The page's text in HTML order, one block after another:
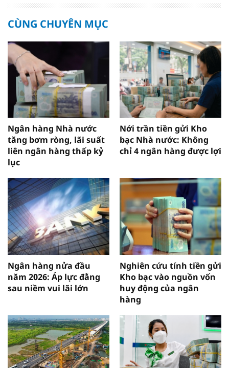
CÙNG CHUYÊN MỤC
Ngân hàng Nhà nước
tăng bơm ròng, lãi suất
liên ngân hàng thấp kỷ
lục
Nới trần tiền gửi Kho
bạc Nhà nước: Không
chỉ 4 ngân hàng được lợi
Ngân hàng nửa đầu
năm 2026: Áp lực đằng
sau niềm vui lãi lớn
Nghiên cứu tính tiền gửi
Kho bạc vào nguồn vốn
huy động của ngân
hàng